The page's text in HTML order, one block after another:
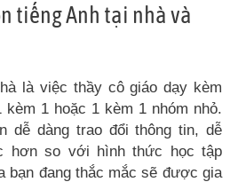
tiếng Anh tại nhà và
là việc thầy cô giáo dạy kèm
1 hoặc 1 kèm 1 nhóm nhỏ.
dễ dàng trao đổi thông tin, dễ
hơn so với hình thức học tập
bạn đang thắc mắc sẽ được gia